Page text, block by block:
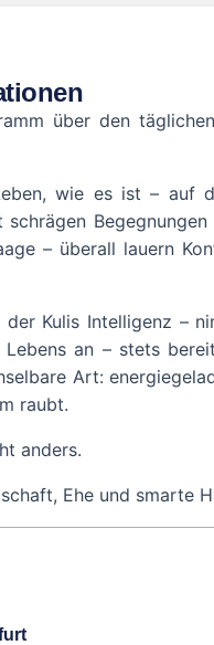
über den
wie es ist – auf
schrägen
– überall lauern
Kulis Intelligenz –
Lebens an – stets
Art:
raubt.
anders.
Ehe und smarte